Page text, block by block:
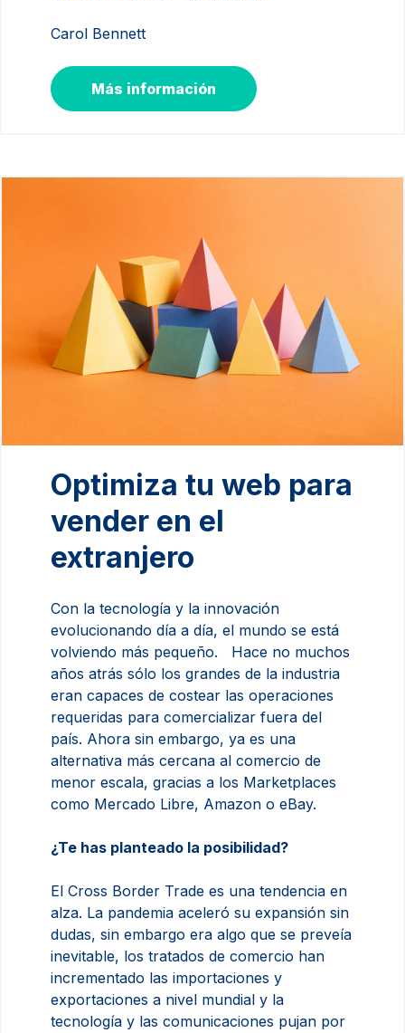
Carol Bennett
Más información
Optimiza tu web para
vender en el
extranjero
Con la tecnología y la innovación
evolucionando día a día, el mundo se está
volviendo más pequeño. Hace no muchos
años atrás sólo los grandes de la industria
eran capaces de costear las operaciones
requeridas para comercializar fuera del
país. Ahora sin embargo, ya es una
alternativa más cercana al comercio de
menor escala, gracias a los Marketplaces
como Mercado Libre, Amazon o eBay.
¿Te has planteado la posibilidad?
El Cross Border Trade es una tendencia en
alza. La pandemia aceleró su expansión sin
dudas, sin embargo era algo que se preveía
inevitable, los tratados de comercio han
incrementado las importaciones y
exportaciones a nivel mundial y la
tecnología y las comunicaciones pujan por